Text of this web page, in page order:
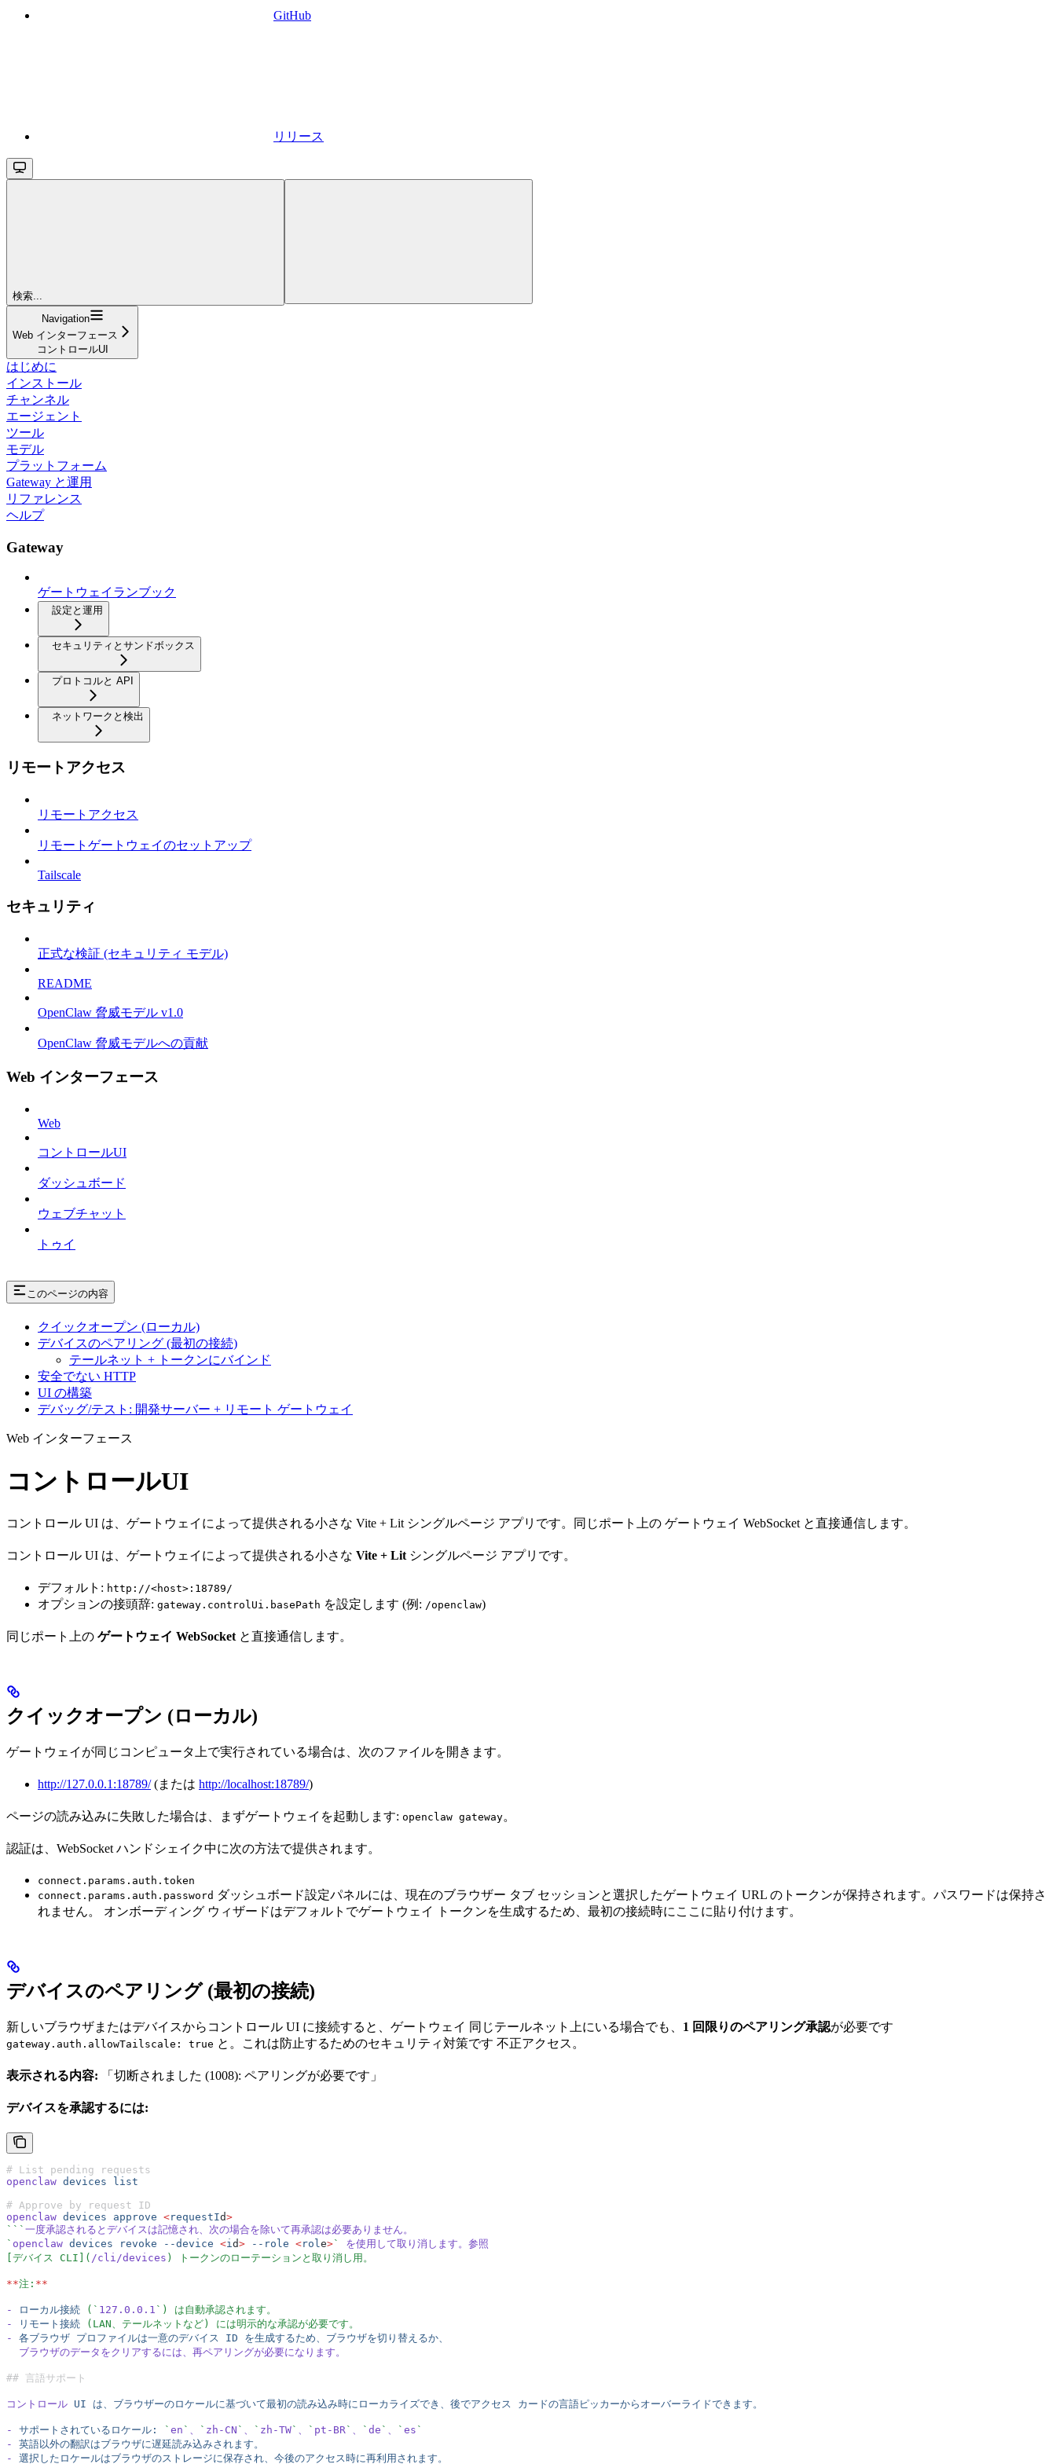
GitHub
リリース
検索...
Navigation
Web インターフェース
コントロールUI
はじめに
インストール
チャンネル
エージェント
ツール
モデル
プラットフォーム
Gateway と運用
リファレンス
ヘルプ
Gateway
ゲートウェイランブック
設定と運用
セキュリティとサンドボックス
プロトコルと API
ネットワークと検出
リモートアクセス
リモートアクセス
リモートゲートウェイのセットアップ
Tailscale
セキュリティ
正式な検証 (セキュリティ モデル)
README
OpenClaw 脅威モデル v1.0
OpenClaw 脅威モデルへの貢献
Web インターフェース
Web
コントロールUI
ダッシュボード
ウェブチャット
トゥイ
このページの内容
クイックオープン (ローカル)
デバイスのペアリング (最初の接続)
テールネット + トークンにバインド
安全でない HTTP
UI の構築
デバッグ/テスト: 開発サーバー + リモート ゲートウェイ
Web インターフェース
コントロールUI
コントロール UI は、ゲートウェイによって提供される小さな Vite + Lit シングルページ アプリです。同じポート上の ゲートウェイ WebSocket と直接通信します。
コントロール UI は、ゲートウェイによって提供される小さな Vite + Lit シングルページ アプリです。
デフォルト: http://<host>:18789/
オプションの接頭辞: gateway.controlUi.basePath を設定します (例: /openclaw)
同じポート上の ゲートウェイ WebSocket と直接通信します。
クイックオープン (ローカル)
ゲートウェイが同じコンピュータ上で実行されている場合は、次のファイルを開きます。
http://127.0.0.1:18789/(または http://localhost:18789/)
ページの読み込みに失敗した場合は、まずゲートウェイを起動します: openclaw gateway。
認証は、WebSocket ハンドシェイク中に次の方法で提供されます。
connect.params.auth.token
connect.params.auth.password ダッシュボード設定パネルには、現在のブラウザー タブ セッションと選択したゲートウェイ URL のトークンが保持されます。パスワードは保持さ
れません。 オンボーディング ウィザードはデフォルトでゲートウェイ トークンを生成するため、最初の接続時にここに貼り付けます。
デバイスのペアリング (最初の接続)
新しいブラウザまたはデバイスからコントロール UI に接続すると、ゲートウェイ 同じテールネット上にいる場合でも、 1 回限りのペアリング承認が必要です
gateway.auth.allowTailscale: true と。これは防止するためのセキュリティ対策です 不正アクセス。
表示される内容: 「切断されました (1008): ペアリングが必要です」
デバイスを承認するには:
# List pending requests
openclaw devices list
# Approve by request ID
openclaw devices approve <requestId>
``` 一度承認されるとデバイスは記憶され、次の場合を除いて再承認は必要ありません。
` openclaw devices revoke --device <id> --role <role>` を使用して取り消します。参照
[デバイス CLI]( /cli/devices ) トークンのローテーションと取り消し用。
**注: **
- ローカル接続 (` 127.0.0.1 `) は自動承認されます。
-
リモート接続 (LAN、テールネットなど) には明示的な承認が必要です。
-
各ブラウザ プロファイルは一意のデバイス ID を生成するため、ブラウザを切り替えるか、
  ブラウザのデータをクリアするには、再ペアリングが必要になります。
## 言語サポート
コントロール UI は、ブラウザーのロケールに基づいて最初の読み込み時にローカライズでき、後でアクセス カードの言語ピッカーからオーバーライドできます。
- サポートされているロケール: ` en ` 、 ` zh-CN ` 、 ` zh-TW` 、 ` pt-BR` 、 ` de ` 、 ` es `
-
英語以外の翻訳はブラウザに遅延読み込みされます。
-
選択したロケールはブラウザのストレージに保存され、今後のアクセス時に再利用されます。